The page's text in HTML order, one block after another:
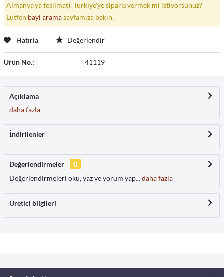
Almanya'ya teslimat). Türkiye'ye sipariş vermek mi istiyorsunuz?
Lütfen bayi aramasayfamıza bakın.
Hatırla Değerlendir
Ürün No.: 41119
Açıklama
daha fazla
İndirilenler
Değerlendirmeler
0
Değerlendirmeleri oku, yaz ve yorum yap...daha fazla
Üretici bilgileri